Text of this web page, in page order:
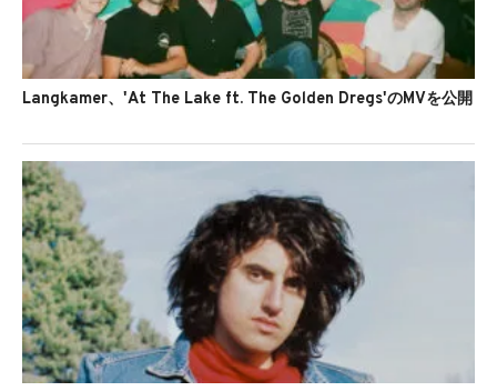
Langkamer、'At The Lake ft. The Golden Dregs'のMVを公開